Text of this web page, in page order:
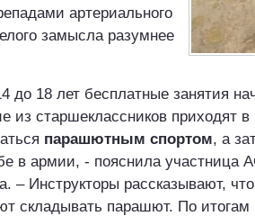
артериального
замысла разумнее
до 18 лет бесплатные занятия
из старшеклассников приходят в
парашютным спортом, а
в армии, - пояснила участница
– Инструкторы рассказывают,
складывать парашют. По итогам